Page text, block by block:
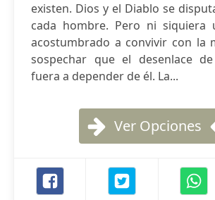
existen. Dios y el Diablo se
cada hombre. Pero ni siquiera
acostumbrado a convivir con la
sospechar que el desenlace
fuera a depender de él. La...
Ver Opciones